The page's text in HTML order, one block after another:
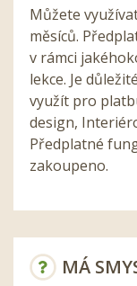
Můžete
měsíců.
v rámci
lekce. Je
využít pro
design,
Předplatné
zakoupeno.
MÁ